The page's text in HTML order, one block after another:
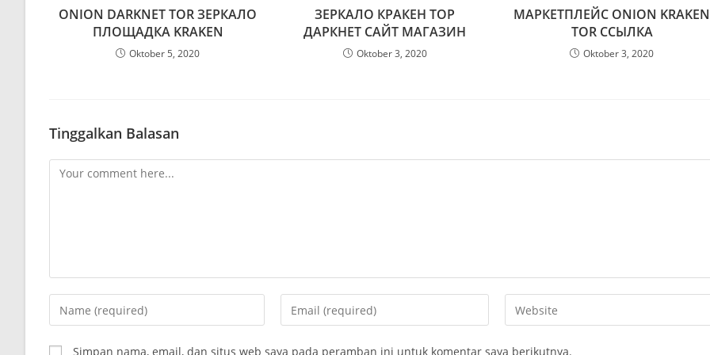
ONION DARKNET TOR ЗЕРКАЛО
ПЛОЩАДКА KRAKEN
Oktober 5, 2020
ЗЕРКАЛО КРАКЕН ТОР
ДАРКНЕТ САЙТ МАГАЗИН
Oktober 3, 2020
МАРКЕТПЛЕЙС ONION KRAKEN
TOR ССЫЛКА
Oktober 3, 2020
Tinggalkan Balasan
Comment
Enter
your
name
Enter
your
Enter
your
Simpan nama, email, dan situs web saya pada peramban ini untuk komentar saya berikutnya.